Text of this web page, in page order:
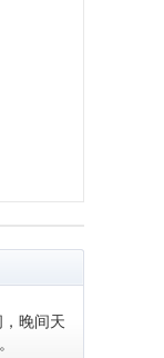
晚间天